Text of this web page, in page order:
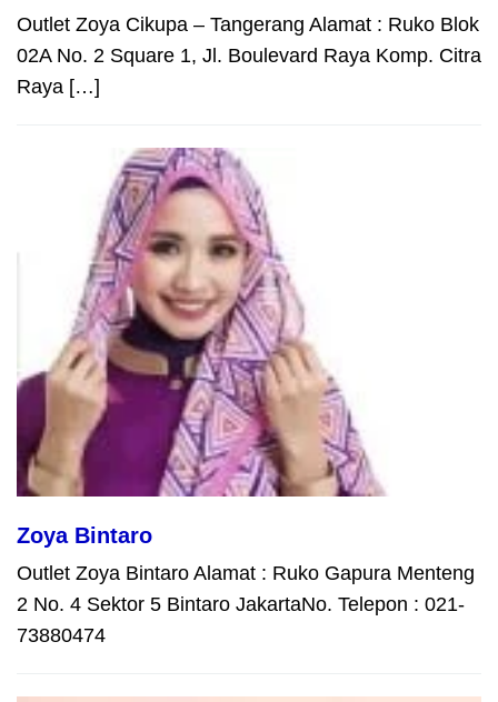
Outlet Zoya Cikupa – Tangerang Alamat : Ruko Blok
02A No. 2 Square 1, Jl. Boulevard Raya Komp. Citra
Raya […]
Zoya Bintaro
Outlet Zoya Bintaro Alamat : Ruko Gapura Menteng
2 No. 4 Sektor 5 Bintaro JakartaNo. Telepon : 021-
73880474